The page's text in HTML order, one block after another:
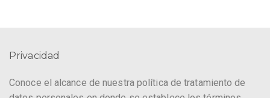
Privacidad
Conoce el alcance de nuestra política de tratamiento de